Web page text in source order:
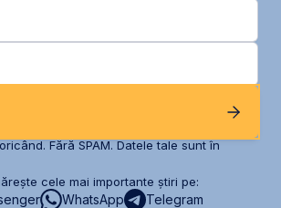
Fără SPAM. Datele tale sunt în
cele mai importante știri pe:
WhatsApp Telegram